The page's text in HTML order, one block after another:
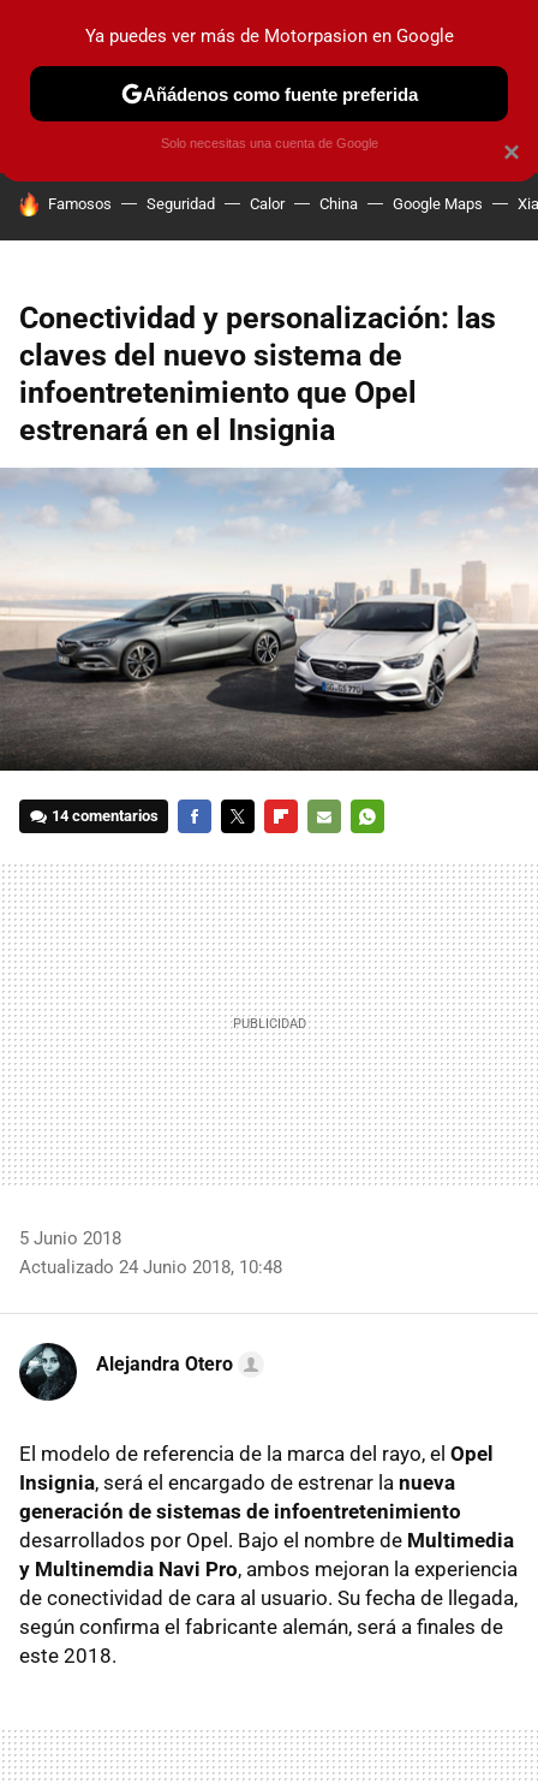
PRUEBAS COCHES ELÉCTRICOS OBSERVATORIO
HOY SE HABLA DE
Famosos Seguridad Calor China Google Maps
Conectividad y personalización: las
claves del nuevo sistema de
infoentretenimiento que Opel
estrenará en el Insignia
14 comentarios
MAIL
5 Junio 2018
Actualizado 24 Junio 2018, 10:48
Alejandra Otero
El modelo de referencia de la marca del rayo, el Opel
Insignia, será el encargado de estrenar la nueva
generación de sistemas de infoentretenimiento
desarrollados por Opel. Bajo el nombre de Multimedia
y Multinemdia Navi Pro, ambos mejoran la experiencia
de conectividad de cara al usuario. Su fecha de llegada,
según confirma el fabricante alemán, será a finales de
este 2018.
×
Ya puedes ver más de Motorpasion en Google
Añádenos como fuente preferida
Solo necesitas una cuenta de Google